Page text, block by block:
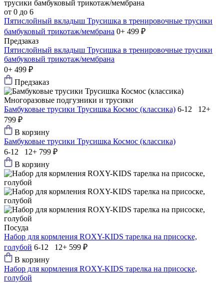
от 0 до 6
Пятислойный вкладыш Трусишка в тренировочные трусики
бамбуковый трикотаж/мембрана 0+ 499 ₽
Предзаказ
Пятислойный вкладыш Трусишка в тренировочные трусики
бамбуковый трикотаж/мембрана
0+ 499 ₽
Предзаказ
Многоразовые подгузники и трусики
Бамбуковые трусики Трусишка Космос (классика) 6-12 12+
799 ₽
В корзину
Бамбуковые трусики Трусишка Космос (классика)
6-12 12+ 799 ₽
В корзину
Посуда
Набор для кормления ROXY-KIDS тарелка на присоске,
голубой 6-12 12+ 599 ₽
В корзину
Набор для кормления ROXY-KIDS тарелка на присоске,
голубой